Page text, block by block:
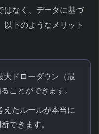
はなく、データに基づ
以下のようなメリット
大ドローダウン（最
ことができます。
えたルールが本当に
できます。